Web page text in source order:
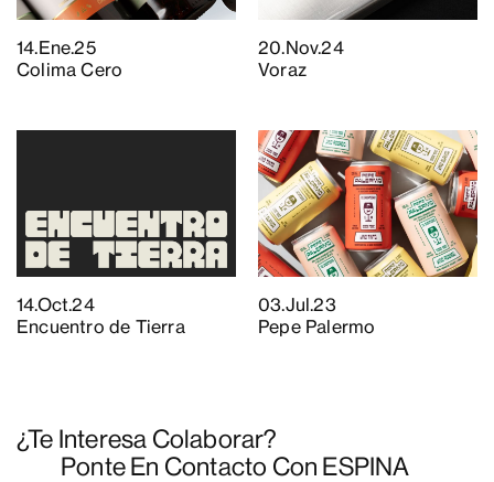
14.Ene.25
Colima Cero
20.Nov.24
Voraz
14.Oct.24
Encuentro de Tierra
03.Jul.23
Pepe Palermo
¿Te Interesa Colaborar?
Ponte En Contacto Con ESPINA